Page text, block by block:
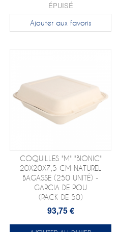
ÉPUISÉ
Ajouter aux favoris
COQUILLES "M" "BIONIC"
20X20X7,5 CM NATUREL
BAGASSE (250 UNITÉ) -
GARCIA DE POU
(PACK DE 50)
93,75 €